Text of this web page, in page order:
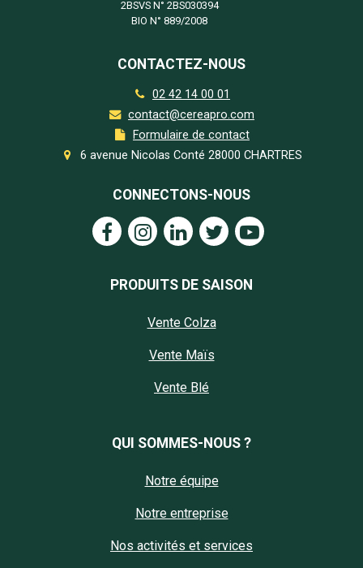
2BSVS N° 2BS030394
BIO N° 889/2008
CONTACTEZ-NOUS
02 42 14 00 01
contact@cereapro.com
Formulaire de contact
6 avenue Nicolas Conté 28000 CHARTRES
CONNECTONS-NOUS
PRODUITS DE SAISON
Vente Colza
Vente Maïs
Vente Blé
QUI SOMMES-NOUS ?
Notre équipe
Notre entreprise
Nos activités et services